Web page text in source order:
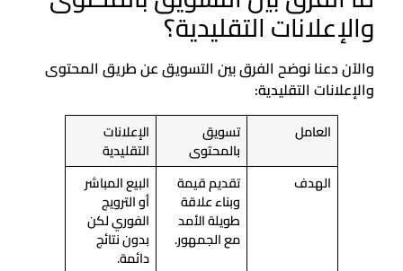
والإعلانات التقليدية؟
والآن دعنا نوضح الفرق بين التسويق عن طريق المحتوى
والإعلانات التقليدية:
العامل تسويق
بالمحتوى
الإعلانات
التقليدية
الهدف
تقديم قيمة
وبناء علاقة
طويلة الأمد
مع الجمهور.
البيع المباشر
أو الترويج
الفوري لكن
بدون نتائج
دائمة.